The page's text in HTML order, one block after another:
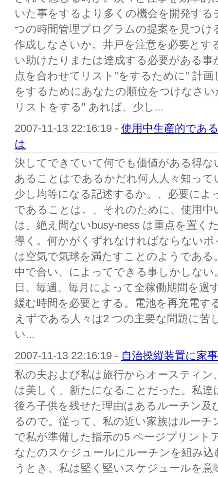
いた事をするより多くの機会を開発す
つの時間管理プログラムの提案を見つ
作成しなさいか。井戸を注意を必要と
い助けたりまたは達成する必要がある
点を合わせてリスト"をするために" 計
をするためにあなたの順位をつけなさ
リストをする" あれば、少し...
2007-11-13 22:16:19 - 使用中生産的であ
は
決してできていて何でも価値がある得
あることはであるかだれ何人人々知っ
少し均等になる記述するか。、必要によ
であることは。、それのために、使用
は。絶え間ないbusy-ness は重点を置く
導く。何かがくずれなければならない
は空気で気球を満たすことのようであ
中で合い、によってできる事しかしな
日、毎週、毎月によって全稼働期間を過
緩む時間を必要とする。電池を再充電す
えずである人々は2 つの主要な問題に苦
い...
2007-11-13 22:16:19 - 自治操縦装置に家
私の夫および私は旅行からオースティ
は美しく、新たになることだった。私
後ろ子供を残せた理由はあるルーチン
るので。従って、私の近い家族はルー
で私が準備した指示の5 ページプリント
なたのスケジュールにルーチンを組み
うとき、私は堅く堅いスケジュールを